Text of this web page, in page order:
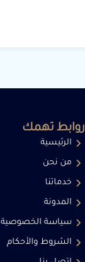
روابط تهمك
الرئيسية
من نحن
خدماتنا
المدونة
سياسة الخصوصية
الشروط والأحكام